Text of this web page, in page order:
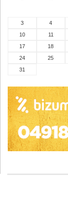
3
4
10
11
17
18
24
25
31